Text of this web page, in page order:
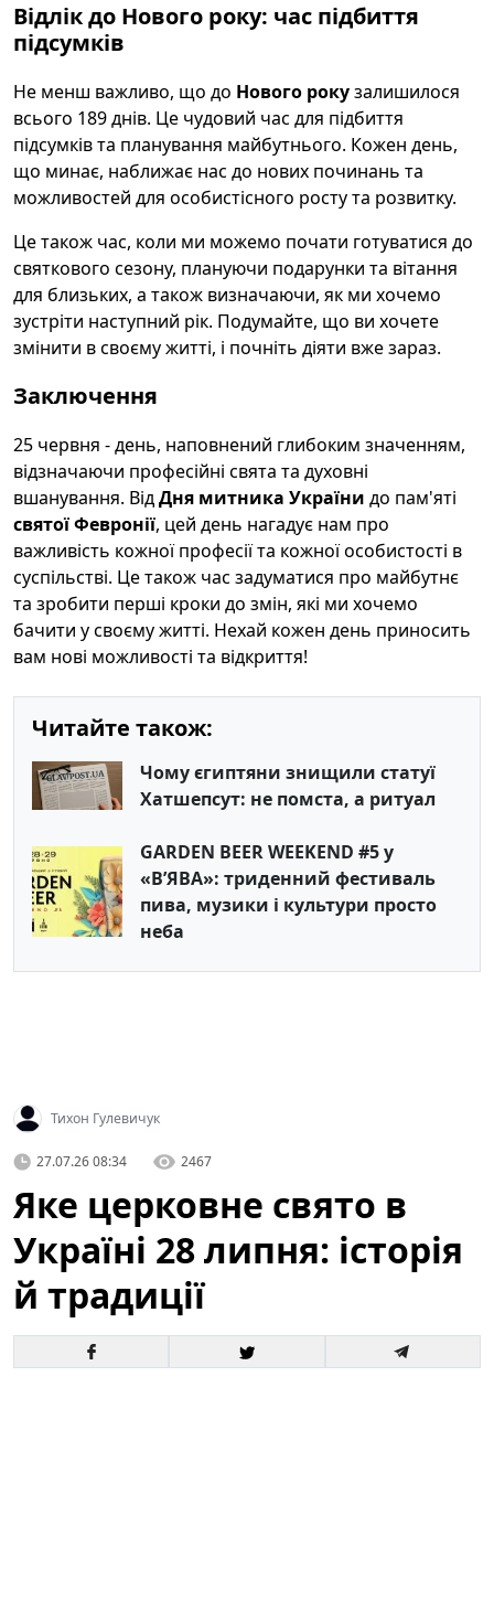
Відлік до Нового року: час підбиття
підсумків
Не менш важливо, що до Нового рокузалишилося
всього 189 днів. Це чудовий час для підбиття
підсумків та планування майбутнього. Кожен день,
що минає, наближає нас до нових починань та
можливостей для особистісного росту та розвитку.
Це також час, коли ми можемо почати готуватися до
святкового сезону, плануючи подарунки та вітання
для близьких, а також визначаючи, як ми хочемо
зустріти наступний рік. Подумайте, що ви хочете
змінити в своєму житті, і почніть діяти вже зараз.
Заключення
25 червня - день, наповнений глибоким значенням,
відзначаючи професійні свята та духовні
вшанування. ВідДня митника України до пам'яті
святої Февронії, цей день нагадує нам про
важливість кожної професії та кожної особистості в
суспільстві. Це також час задуматися про майбутнє
та зробити перші кроки до змін, які ми хочемо
бачити у своєму житті. Нехай кожен день приносить
вам нові можливості та відкриття!
Читайте також:
Чому єгиптяни знищили статуї
Хатшепсут: не помста, а ритуал
GARDEN BEER WEEKEND #5 у
«В’ЯВА»: триденний фестиваль
пива, музики і культури просто
неба
Тихон Гулевичук
27.07.26 08:34 2467
Яке церковне свято в
Україні 28 липня: історія
й традиції